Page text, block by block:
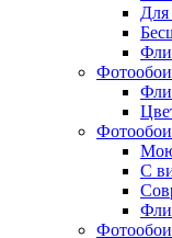
Фотообои
С